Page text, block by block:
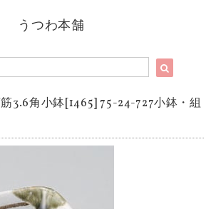
うつわ本舗
3.6角小鉢[1465] 75-24-727小鉢・組